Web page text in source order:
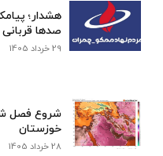
هشدار؛
صدها
29 خرداد 1405
شروع فصل
خوزستان
28 خرداد 1405